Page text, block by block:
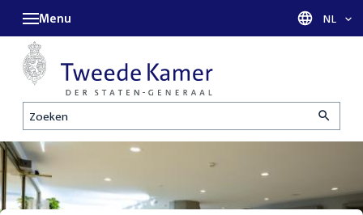
Zoeken
Menu Taal
NL